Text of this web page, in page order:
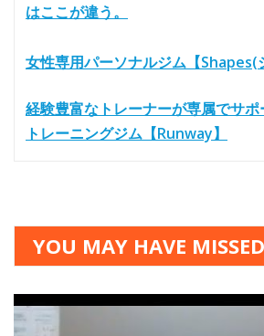
はここが違う。
女性専用パーソナルジム【Shapes(
経験豊富なトレーナーが専属でサ
トレーニングジム【Runway】
YOU MAY HAVE MISSED